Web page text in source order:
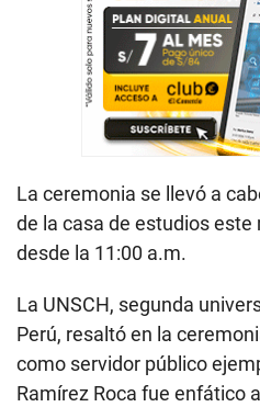
La ceremonia se llevó a
de la casa de estudios
desde la 11:00 a.m.
La UNSCH, segunda
Perú, resaltó en la
como servidor público
Ramírez Roca fue enfático